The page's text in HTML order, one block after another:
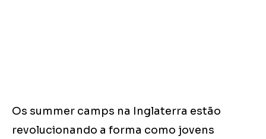
Os summer camps na Inglaterra estão
revolucionando a forma como jovens